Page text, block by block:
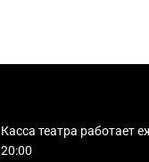
Касса театра работает
20:00